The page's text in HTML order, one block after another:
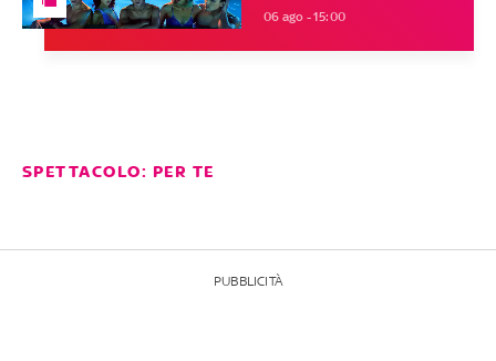
06 ago - 15:00
SPETTACOLO: PER TE
PUBBLICITÀ